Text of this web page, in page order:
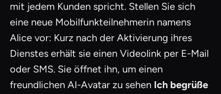
mit jedem Kunden spricht. Stellen Sie sich
eine neue Mobilfunkteilnehmerin namens
Alice vor: Kurz nach der Aktivierung ihres
Dienstes erhält sie einen Videolink per E-Mail
oder SMS. Sie öffnet ihn, um einen
freundlichen AI-Avatar zu sehen Ich begrüße